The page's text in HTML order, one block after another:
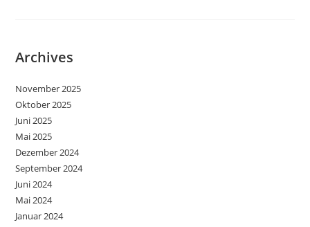
Archives
November 2025
Oktober 2025
Juni 2025
Mai 2025
Dezember 2024
September 2024
Juni 2024
Mai 2024
Januar 2024